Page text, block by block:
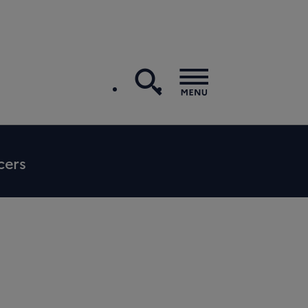
recherche
Menu